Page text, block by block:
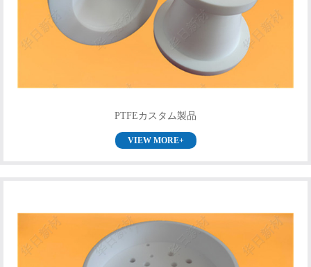
PTFEカスタム製品
VIEW MORE+